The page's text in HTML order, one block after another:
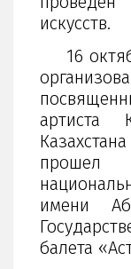
искусств.
16
артиста
прошел
имени
балета